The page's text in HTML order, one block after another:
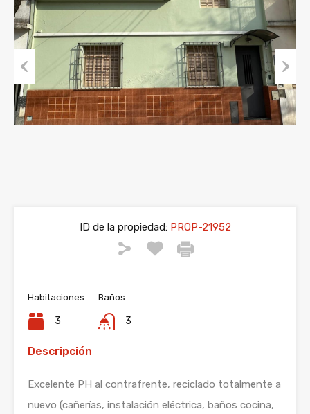
Previous Next
ID de la propiedad:PROP-21952
Habitaciones
3
Baños
3
Descripción
Excelente PH al contrafrente, reciclado totalmente a
nuevo (cañerías, instalación eléctrica, baños cocina,